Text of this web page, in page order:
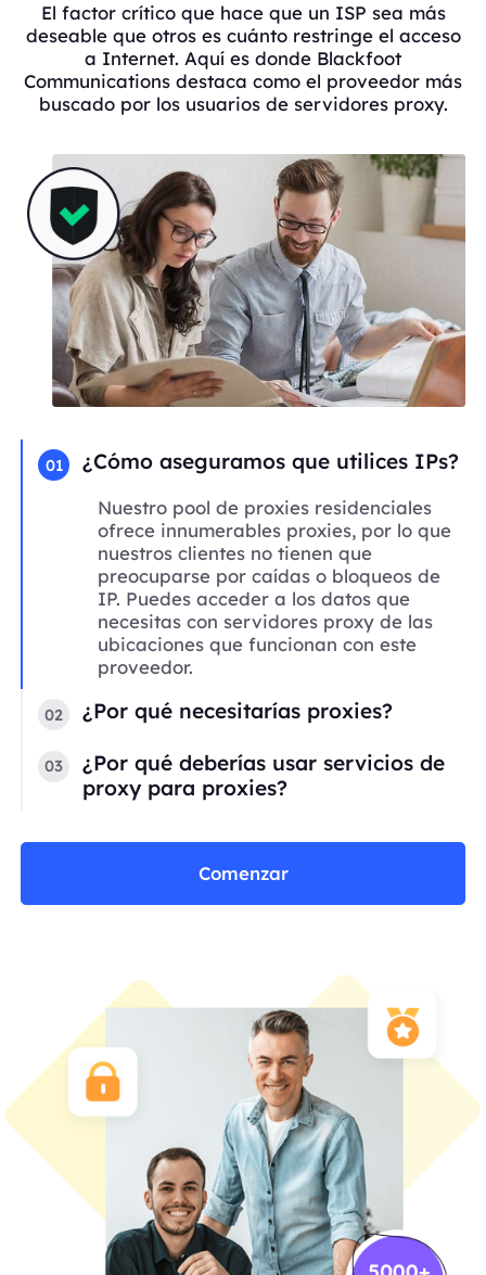
El factor crítico que hace que un ISP sea más
deseable que otros es cuánto restringe el acceso
a Internet. Aquí es donde Blackfoot
Communications destaca como el proveedor más
buscado por los usuarios de servidores proxy.
01 ¿Cómo aseguramos que utilices IPs?
Nuestro pool de proxies residenciales
ofrece innumerables proxies, por lo que
nuestros clientes no tienen que
preocuparse por caídas o bloqueos de
IP. Puedes acceder a los datos que
necesitas con servidores proxy de las
ubicaciones que funcionan con este
proveedor.
02 ¿Por qué necesitarías proxies?
03
¿Por qué deberías usar servicios de
proxy para proxies?
Comenzar